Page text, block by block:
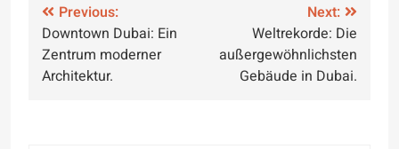
Post
navigation
Previous:
Downtown Dubai: Ein
Zentrum moderner
Architektur.
Next:
Weltrekorde: Die
außergewöhnlichsten
Gebäude in Dubai.